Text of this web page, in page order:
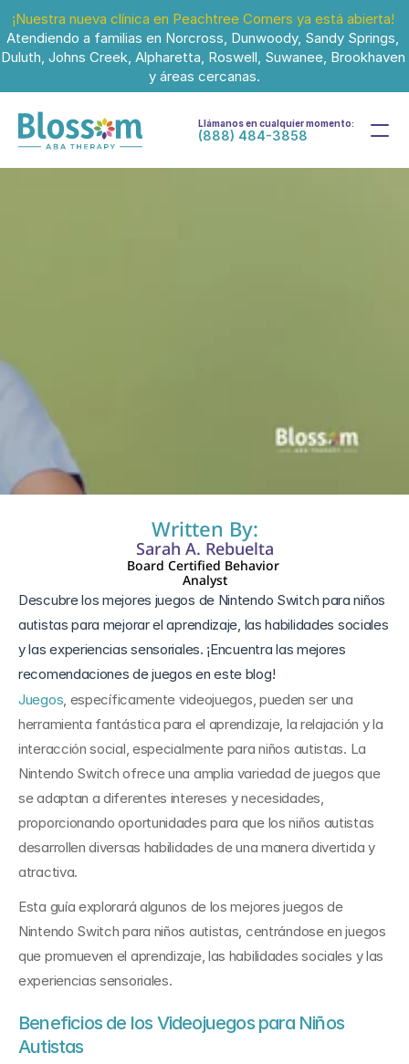
¡Nuestra nueva clínica en Peachtree Corners ya está abierta!
Atendiendo a familias en Norcross, Dunwoody, Sandy Springs,
Duluth, Johns Creek, Alpharetta, Roswell, Suwanee, Brookhaven
y áreas cercanas.
Llámanos en cualquier momento:
(888) 484-3858
27 jun 2024
Written By:
Sarah A. Rebuelta
Board Certified Behavior
Analyst
Descubre los mejores juegos de Nintendo Switch para niños
autistas para mejorar el aprendizaje, las habilidades sociales
y las experiencias sensoriales. ¡Encuentra las mejores
recomendaciones de juegos en este blog!
Juegos, específicamente videojuegos, pueden ser una
herramienta fantástica para el aprendizaje, la relajación y la
interacción social, especialmente para niños autistas. La
Nintendo Switch ofrece una amplia variedad de juegos que
se adaptan a diferentes intereses y necesidades,
proporcionando oportunidades para que los niños autistas
desarrollen diversas habilidades de una manera divertida y
atractiva.
Esta guía explorará algunos de los mejores juegos de
Nintendo Switch para niños autistas, centrándose en juegos
que promueven el aprendizaje, las habilidades sociales y las
experiencias sensoriales.
Beneficios de los Videojuegos para Niños
Autistas